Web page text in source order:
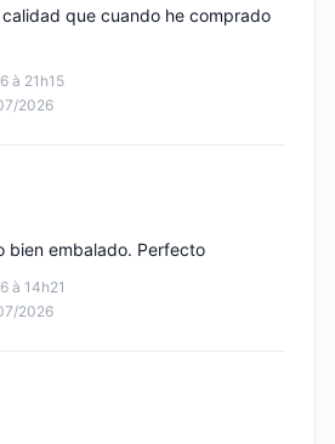
à 21h15
2026
que cuando he comprado
à 14h21
2026
bien embalado. Perfecto